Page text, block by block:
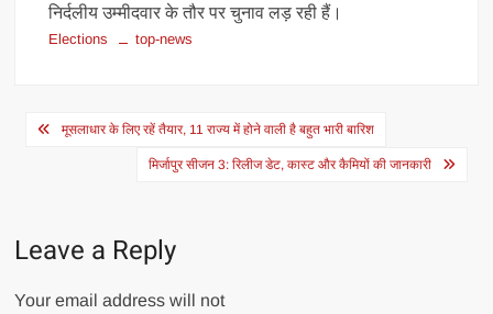
निर्दलीय उम्मीदवार के तौर पर चुनाव लड़ रही हैं।
Elections top-news
Post
navigation
मूसलाधार के लिए रहें तैयार, 11 राज्य में होने वाली है बहुत भारी बारिश
मिर्जापुर सीजन 3: रिलीज डेट, कास्ट और कैमियों की जानकारी
Leave a Reply
Your email address will not